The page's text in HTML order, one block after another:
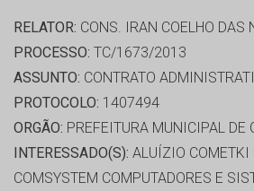
RELATOR: CONS. IRAN COELHO DAS
PROCESSO: TC/1673/2013
ASSUNTO: CONTRATO
PROTOCOLO: 1407494
ORGÃO: PREFEITURA MUNICIPAL DE
INTERESSADO(S): ALUÍZIO COMETKI
COMSYSTEM COMPUTADORES E